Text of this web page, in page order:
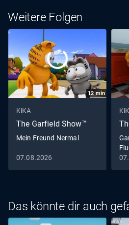
Weitere Folgen
12min
KiKA
The Garfield Show™
Mein Freund Nermal
07.08.2026
Das könnte dir auch